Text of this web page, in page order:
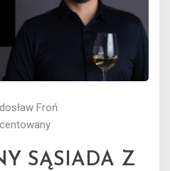
Froń
SĄSIADA Z